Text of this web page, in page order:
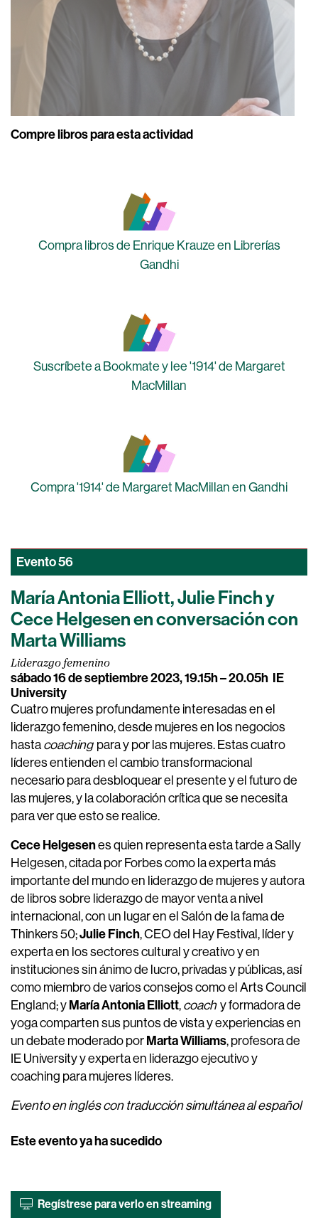
Compre libros para esta actividad
Compra libros de Enrique Krauze en Librerías
Gandhi
Suscríbete a Bookmate y lee '1914' de Margaret
MacMillan
Compra '1914' de Margaret MacMillan en Gandhi
Evento56
María Antonia Elliott, Julie Finch y
Cece Helgesen en conversación con
Marta Williams
Liderazgo femenino
sábado 16 de septiembre 2023, 19.15h – 20.05h IE
University
Cuatro mujeres profundamente interesadas en el
liderazgo femenino, desde mujeres en los negocios
hasta coaching para y por las mujeres. Estas cuatro
líderes entienden el cambio transformacional
necesario para desbloquear el presente y el futuro de
las mujeres, y la colaboración crítica que se necesita
para ver que esto se realice.
Cece Helgesenes quien representa esta tarde a Sally
Helgesen, citada por Forbes como la experta más
importante del mundo en liderazgo de mujeres y autora
de libros sobre liderazgo de mayor venta a nivel
internacional, con un lugar en el Salón de la fama de
Thinkers 50;Julie Finch, CEO del Hay Festival, líder y
experta en los sectores cultural y creativo y en
instituciones sin ánimo de lucro, privadas y públicas, así
como miembro de varios consejos como el Arts Council
England; y María Antonia Elliott, coach y formadora de
yoga comparten sus puntos de vista y experiencias en
un debate moderado por Marta Williams, profesora de
IE University y experta en liderazgo ejecutivo y
coaching para mujeres líderes.
Evento en inglés con traducción simultánea al español
Este evento ya ha sucedido
Regístrese para verlo en streaming